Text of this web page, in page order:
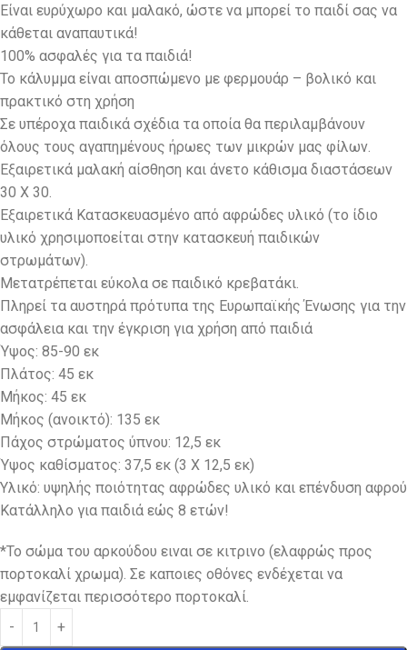
Eίναι ευρύχωρο και μαλακό, ώστε να μπορεί το παιδί σας να
κάθεται αναπαυτικά!
100% ασφαλές για τα παιδιά!
Το κάλυμμα είναι αποσπώμενο με φερμουάρ – βολικό και
πρακτικό στη χρήση
Σε υπέροχα παιδικά σχέδια τα οποία θα περιλαμβάνουν
όλους τους αγαπημένους ήρωες των μικρών μας φίλων.
Εξαιρετικά μαλακή αίσθηση και άνετο κάθισμα διαστάσεων
30 Χ 30.
Εξαιρετικά Κατασκευασμένο από αφρώδες υλικό (το ίδιο
υλικό χρησιμοποείται στην κατασκευή παιδικών
στρωμάτων).
Μετατρέπεται εύκολα σε παιδικό κρεβατάκι.
Πληρεί τα αυστηρά πρότυπα της Ευρωπαϊκής Ένωσης για την
ασφάλεια και την έγκριση για χρήση από παιδιά
Ύψος: 85-90 εκ
Πλάτος: 45 εκ
Μήκος: 45 εκ
Μήκος (ανοικτό): 135 εκ
Πάχος στρώματος ύπνου: 12,5 εκ
Ύψος καθίσματος: 37,5 εκ (3 Χ 12,5 εκ)
Υλικό: υψηλής ποιότητας αφρώδες υλικό και επένδυση αφρού
Kατάλληλο για παιδιά εώς 8 ετών!
*To σώμα του αρκούδου ειναι σε κιτρινο (ελαφρώς προς
πορτοκαλί χρωμα). Σε καποιες οθόνες ενδέχεται να
εμφανίζεται περισσότερο πορτοκαλί.